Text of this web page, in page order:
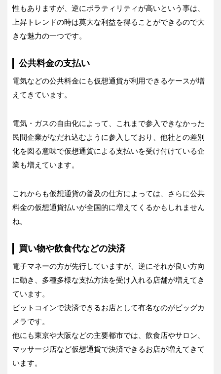
性もありますが、逆にボラティリティが高いという事は、
上昇トレンドの時は莫大な利益を得ることができるので大
きな魅力の一つです。
公共料金の支払い
電気などの公共料金にも仮想通貨が利用できるケースが増
えてきています。
電気・ガスの自由化によって、これまで参入できなかった
民間企業がなだれ込むように参入しており、他社との差別
化を図る意味で仮想通貨による支払いを受け付けている企
業も増えています。
これからも仮想通貨の普及の仕方によっては、さらに公共
料金の仮想通貨払いが全国的に増えてくるかもしれません
ね。
買い物や飲食代などの決済
電子マネーの方が先行していますが、逆にそれが良い方向
に動き、多種多様な支払方法を受け入れる店舗が増えてき
ています。
ビットコインで決済できるお店として有名なのがビッグカ
メラです。
他にも東京や大阪などの主要都市では、飲食店やサロン、
マッサージ店など仮想通貨で決済できるお店が増えてきて
います。